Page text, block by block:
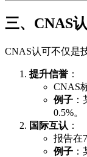
三、CNAS
CNAS认可不仅是
提升信誉 ：
CNAS
例子
0.5%。
国际互认 ：
报告在
例子